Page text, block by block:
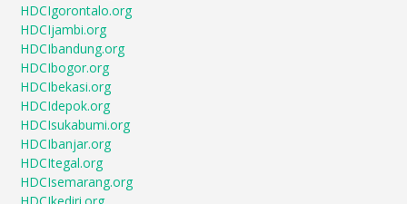
HDCIgorontalo.org
HDCIjambi.org
HDCIbandung.org
HDCIbogor.org
HDCIbekasi.org
HDCIdepok.org
HDCIsukabumi.org
HDCIbanjar.org
HDCItegal.org
HDCIsemarang.org